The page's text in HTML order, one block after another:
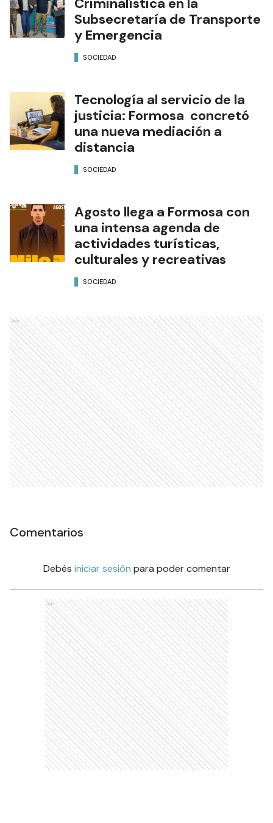
Subsecretaría de Transporte
y Emergencia
SOCIEDAD
Tecnología al servicio de la
justicia: Formosa concretó
una nueva mediación a
distancia
SOCIEDAD
Agosto llega a Formosa con
una intensa agenda de
actividades turísticas,
culturales y recreativas
SOCIEDAD
Ads
Comentarios
Debés iniciar sesión para poder comentar
Ads